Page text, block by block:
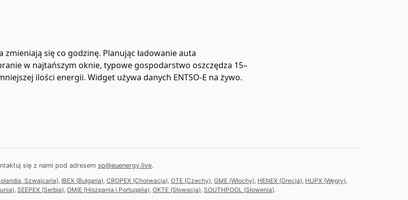
zmieniają się co godzinę. Planując ładowanie auta
w najtańszym oknie, typowe gospodarstwo oszczędza 15–
ilości energii. Widget używa danych ENTSO-E na żywo.
się z nami pod adresem sp@euenergy.live.
Szwajcaria), IBEX (Bułgaria), CROPEX (Chorwacja), OTE (Czechy), GME (Włochy), HENEX (Grecja), HUPX (Węgry),
), SEEPEX (Serbia), OMIE (Hiszpania i Portugalia), OKTE (Słowacja), SOUTHPOOL (Słowenia).